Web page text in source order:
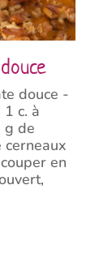
douce -
c. à
g de
en